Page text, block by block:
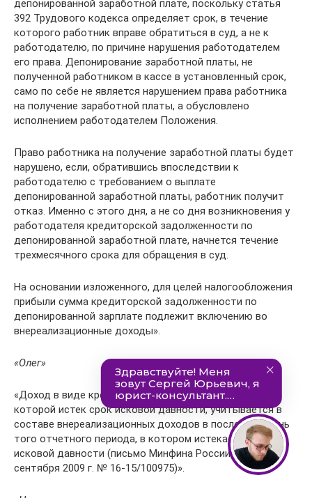
депонированной заработной плате, поскольку статья
392 Трудового кодекса определяет срок, в течение
которого работник вправе обратиться в суд, а не к
работодателю, по причине нарушения работодателем
его права. Депонирование заработной платы, не
полученной работником в кассе в установленный срок,
само по себе не является нарушением права работника
на получение заработной платы, а обусловлено
исполнением работодателем Положения.
Право работника на получение заработной платы будет
нарушено, если, обратившись впоследствии к
работодателю с требованием о выплате
депонированной заработной платы, работник получит
отказ. Именно с этого дня, а не со дня возникновения у
работодателя кредиторской задолженности по
депонированной заработной плате, начнется течение
трехмесячного срока для обращения в суд.
На основании изложенного, для целей налогообложения
прибыли сумма кредиторской задолженности по
депонированной зарплате подлежит включению во
внереализационные доходы».
«Олег»
«Доход в виде кредиторской задолженности, по
которой истек срок исковой давности, учитывается в
составе внереализационных доходов в последний день
того отчетного периода, в котором истекает срок
исковой давности (письмо Минфина России от 29
сентября 2009 г. № 16-15/100975)».